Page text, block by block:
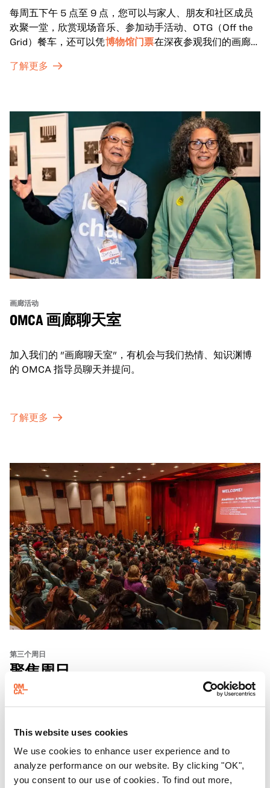
This website uses cookies
We use cookies to enhance user experience and to
analyze performance on our website. By clicking "OK",
you consent to our use of cookies. To find out more,
每周五下午 5 点至 9 点，您可以与家人、朋友和社区成员
欢聚一堂，欣赏现场音乐、参加动手活动、OTG（Off the
Grid）餐车，还可以凭博物馆门票在深夜参观我们的画廊和
了解更多
画廊活动
OMCA 画廊聊天室
加入我们的 "画廊聊天室"，有机会与我们热情、知识渊博
的 OMCA 指导员聊天并提问。
了解更多
第三个周日
聚焦周日
和体验活动。